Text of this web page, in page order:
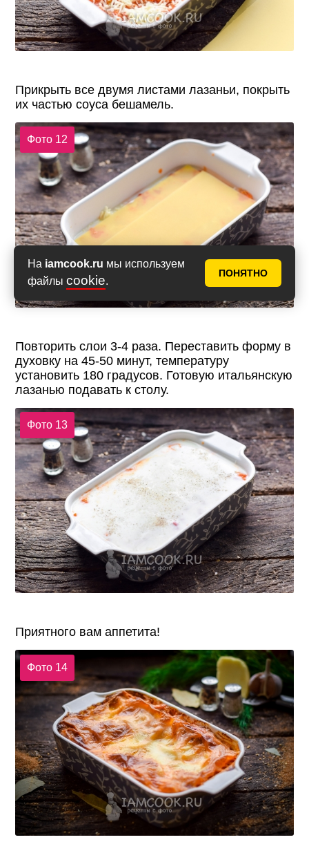
На iamcook.ru мы используем
файлы cookie.
ПОНЯТНО
Прикрыть все двумя листами лазаньи, покрыть
их частью соуса бешамель.
Фото 12
Повторить слои 3-4 раза. Переставить форму в
духовку на 45-50 минут, температуру
установить 180 градусов. Готовую итальянскую
лазанью подавать к столу.
Фото 13
Приятного вам аппетита!
Фото 14